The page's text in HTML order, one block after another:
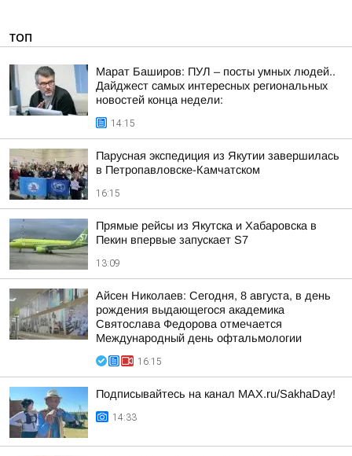
ТОП
Марат Баширов: ПУЛ – посты умных людей..
Дайджест самых интересных региональных
новостей конца недели:
14:15
Парусная экспедиция из Якутии завершилась
в Петропавловске-Камчатском
16:15
Прямые рейсы из Якутска и Хабаровска в
Пекин впервые запускает S7
13:09
Айсен Николаев: Сегодня, 8 августа, в день
рождения выдающегося академика
Святослава Федорова отмечается
Международный день офтальмологии
16:15
Подписывайтесь на канал MAX.ru/SakhaDay!
14:33